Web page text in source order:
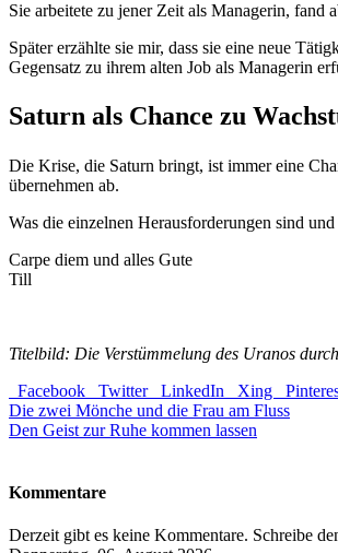
Sie arbeitete zu jener Zeit als Managerin,
Später erzählte sie mir, dass sie eine neue
Gegensatz zu ihrem alten Job als Managerin
Saturn als Chance zu
Die Krise, die Saturn bringt, ist immer eine
übernehmen ab.
Was die einzelnen Herausforderungen sind
Carpe diem und alles Gute
Till
Titelbild: Die Verstümmelung des Uranos
Facebook
Twitter LinkedIn Xing
Die zwei Mönche und die Frau am Fluss
Den Geist zur Ruhe kommen lassen
Kommentare
Derzeit gibt es keine Kommentare. Schreibe